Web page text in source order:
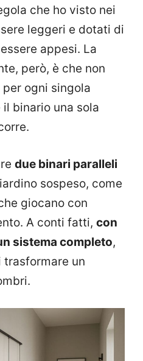
che ho visto nei
leggeri e dotati di
appesi. La
però, è che non
ogni singola
binario una sola
due binari paralleli
sospeso, come
giocano con
A conti fatti, con
sistema completo,
un